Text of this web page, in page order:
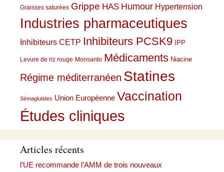
Graisses saturées Grippe HAS Humour Hypertension
Industries pharmaceutiques
Inhibiteurs CETP Inhibiteurs PCSK9 IPP
Levure de riz rouge Monsanto Médicaments Niacine
Régime méditerranéen Statines
Sémaglutides Union Européenne Vaccination
Études cliniques
Articles récents
l’UE recommande l’AMM de trois nouveaux